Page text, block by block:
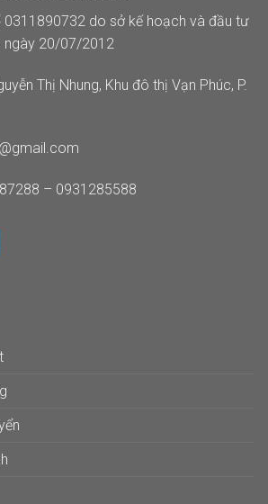
0311890732 do sở kế hoạch và đầu tư
ngày 20/07/2012
Thị Nhung, Khu đô thị Vạn Phúc, P.
– 0931285588